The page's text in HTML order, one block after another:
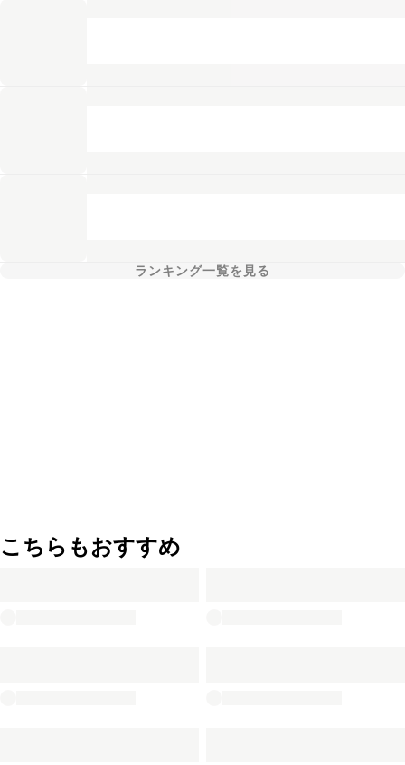
ランキング一覧を見る
こちらもおすすめ